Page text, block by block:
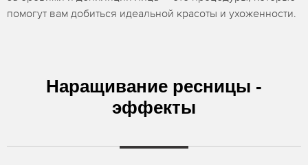
помогут вам добиться идеальной красоты и ухоженности.
Наращивание ресницы -
эффекты